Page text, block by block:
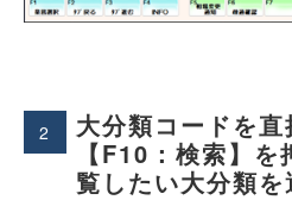
2
大分類コードを直
【F10：検索】
覧したい大分類を